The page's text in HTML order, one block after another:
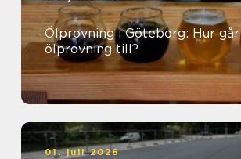
Ölprovning i Göteborg: Hur
ölprovning till?
01. juli 2026